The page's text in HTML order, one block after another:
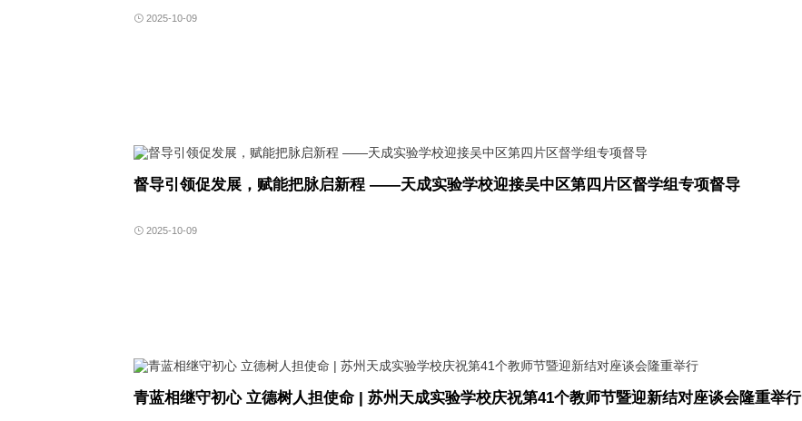
2025-10-09
督导引领促发展，赋能把脉启新程 ——天成实验学校迎接吴中区第四片区督学组专项督导
2025-10-09
青蓝相继守初心 立德树人担使命 | 苏州天成实验学校庆祝第41个教师节暨迎新结对座谈会隆重举行